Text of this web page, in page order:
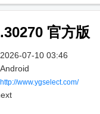
官方版
2026-07-10 03:46
Android
http://www.ygselect.com/